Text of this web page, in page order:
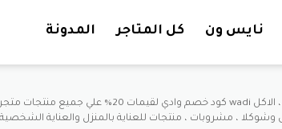
نايس ون كل المتاجر المدونة
كود خصم وادي لقيمات 20% علي جميع منتجات متجر wadi هو بمثابة بقالة الكترونية فيوجد به خضروات وفواكة ، لحوم طازجه ، الاكل